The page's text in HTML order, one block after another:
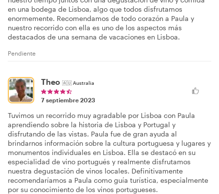
en una bodega de Lisboa, algo que todos disfrutamos
enormemente. Recomendamos de todo corazón a Paula y
nuestro recorrido con ella es uno de los aspectos más
destacados de una semana de vacaciones en Lisboa.
Pendiente
Theo 🇦🇺Australia
7 septiembre 2023
Tuvimos un recorrido muy agradable por Lisboa con Paula
aprendiendo sobre la historia de Lisboa y Portugal y
disfrutando de las vistas. Paula fue de gran ayuda al
brindarnos información sobre la cultura portuguesa y lugares y
monumentos individuales en Lisboa. Ella se destacó en su
especialidad de vino portugués y realmente disfrutamos
nuestra degustación de vinos locales. Definitivamente
recomendaríamos a Paula como guía turística, especialmente
por su conocimiento de los vinos portugueses.